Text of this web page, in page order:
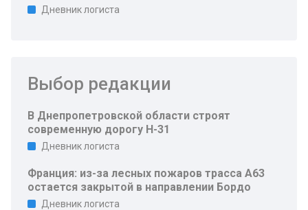
Дневник логиста
Выбор редакции
В Днепропетровской области строят
современную дорогу Н-31
Дневник логиста
Франция: из-за лесных пожаров трасса A63
остается закрытой в направлении Бордо
Дневник логиста